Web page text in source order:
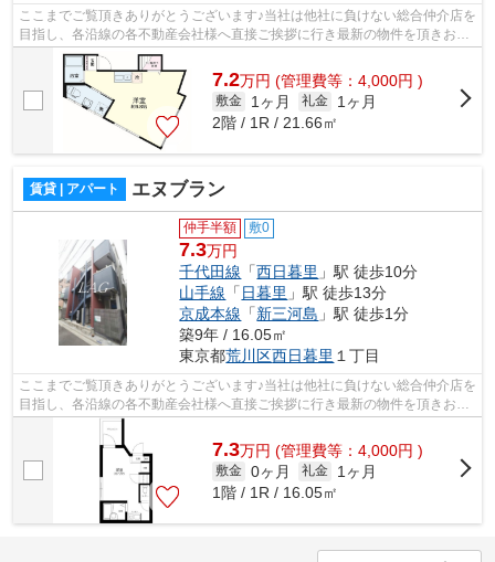
ここまでご覧頂きありがとうございます♪当社は他社に負けない総合仲介店を
目指し、各沿線の各不動産会社様へ直接ご挨拶に行き最新の物件を頂きお客
様へ提供しております！最新の情報は...
7.2万円 (管理費等：4,000円 )
敷金 1ヶ月 礼金
1ヶ月
2階 / 1R / 21.66㎡
賃貸 | アパート エヌブラン
仲手半額 敷0
7.3万円
千代田線 「西日暮里 」駅 徒歩10分
山手線 「 日暮里 」駅 徒歩13分
京成本線 「新三河島 」駅 徒歩1分
築9年 / 16.05㎡
東京都荒川区西日暮里 １丁目
ここまでご覧頂きありがとうございます♪当社は他社に負けない総合仲介店を
目指し、各沿線の各不動産会社様へ直接ご挨拶に行き最新の物件を頂きお客
様へ提供しております！最新の情報は...
7.3万円 (管理費等：4,000円 )
敷金 0ヶ月 礼金
1ヶ月
1階 / 1R / 16.05㎡